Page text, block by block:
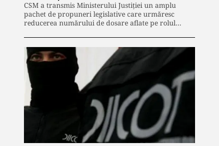
CSM a transmis Ministerului Justiției un amplu
pachet de propuneri legislative care urmăresc
reducerea numărului de dosare aflate pe rolul…